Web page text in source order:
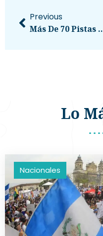
Previous
Más De 70 Pistas Clandestinas
Lo
Nacionales